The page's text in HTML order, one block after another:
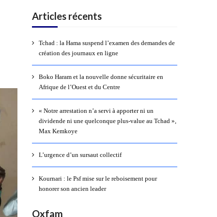
Articles récents
Tchad : la Hama suspend l’examen des demandes de
création des journaux en ligne
Boko Haram et la nouvelle donne sécuritaire en
Afrique de l’Ouest et du Centre
« Notre arrestation n’a servi à apporter ni un
dividende ni une quelconque plus-value au Tchad »,
Max Kemkoye
L’urgence d’un sursaut collectif
Kournari : le Psf mise sur le reboisement pour
honorer son ancien leader
Oxfam